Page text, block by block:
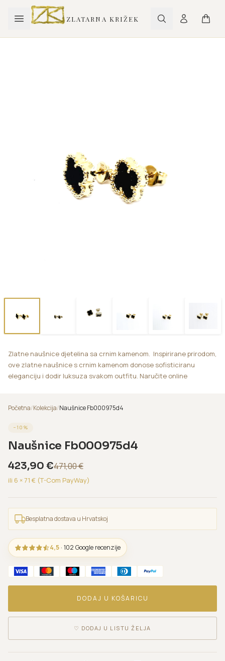
ZLATARNA KRIŽEK
Zlatne naušnice djetelina sa crnim kamenom. Inspirirane prirodom,
ove zlatne naušnice s crnim kamenom donose sofisticiranu
eleganciju i dodir luksuza svakom outfitu. Naručite online
Početna/Kolekcija/Naušnice Fb000975d4
− 10 %
Naušnice Fb000975d4
423,90 €471,00€
ili 6 ×71 € (T-Com PayWay)
Besplatna dostava u Hrvatskoj
4,5 · 102 Google recenzije
DODAJ U KOŠARICU
♡ DODAJ U LISTU ŽELJA